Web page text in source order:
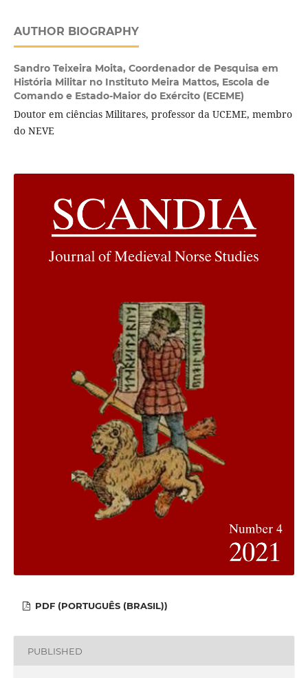
AUTHOR BIOGRAPHY
Sandro Teixeira Moita, Coordenador de Pesquisa em
História Militar no Instituto Meira Mattos, Escola de
Comando e Estado-Maior do Exército (ECEME)
Doutor em ciências Militares, professor da UCEME, membro
do NEVE
PDF (PORTUGUÊS (BRASIL))
PUBLISHED